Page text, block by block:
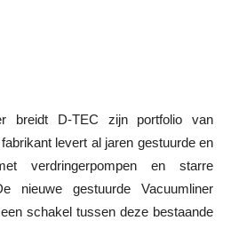
breidt D-TEC zijn portfolio van
levert al jaren gestuurde en
verdringerpompen en starre
nieuwe gestuurde Vacuumliner
schakel tussen deze bestaande